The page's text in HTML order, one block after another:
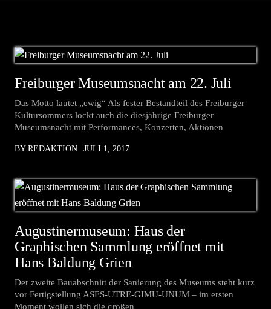
Freiburger Museumsnacht am 22. Juli
Das Motto lautet „ewig“ Als fester Bestandteil des Freiburger
Kultursommers lockt auch die diesjährige Freiburger
Museumsnacht mit Performances, Konzerten, Aktionen
BY REDAKTION JULI 1, 2017
Augustinermuseum: Haus der
Graphischen Sammlung eröffnet mit
Hans Baldung Grien
Der zweite Bauabschnitt der Sanierung des Museums steht kurz
vor Fertigstellung ASES-UTRE-GIMU-UNUM – im ersten
Moment wollen sich die großen